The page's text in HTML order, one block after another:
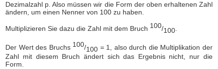
Dezimalzahl p. Also müssen wir die Form der oben erhaltenen Zahl
ändern, um einen Nenner von 100 zu haben.
Multiplizieren Sie dazu die Zahl mit dem Bruch 100/100
Der Wert des Bruchs 100/100 = 1, also durch die Multiplikation der
Zahl mit diesem Bruch ändert sich das Ergebnis nicht, nur die
Form.